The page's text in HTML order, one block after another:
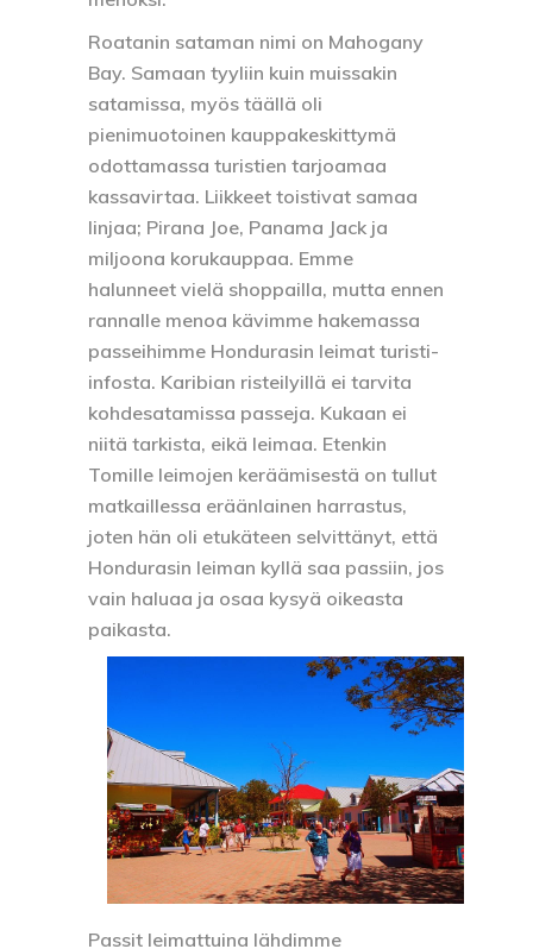
Roatanin sataman nimi on Mahogany
Bay. Samaan tyyliin kuin muissakin
satamissa, myös täällä oli
pienimuotoinen kauppakeskittymä
odottamassa turistien tarjoamaa
kassavirtaa. Liikkeet toistivat samaa
linjaa; Pirana Joe, Panama Jack ja
miljoona korukauppaa. Emme
halunneet vielä shoppailla, mutta ennen
rannalle menoa kävimme hakemassa
passeihimme Hondurasin leimat turisti-
infosta. Karibian risteilyillä ei tarvita
kohdesatamissa passeja. Kukaan ei
niitä tarkista, eikä leimaa. Etenkin
Tomille leimojen keräämisestä on tullut
matkaillessa eräänlainen harrastus,
joten hän oli etukäteen selvittänyt, että
Hondurasin leiman kyllä saa passiin, jos
vain haluaa ja osaa kysyä oikeasta
paikasta.
Passit leimattuina lähdimme